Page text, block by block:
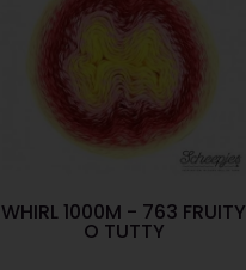
WHIRL 1000M - 763 FRUITY
O TUTTY